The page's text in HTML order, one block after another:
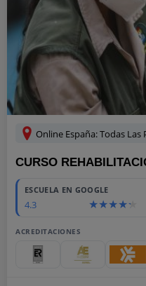
Online España: Todas Las
CURSO
ESCUELA EN GOOGLE
4.3
ACREDITACIONES